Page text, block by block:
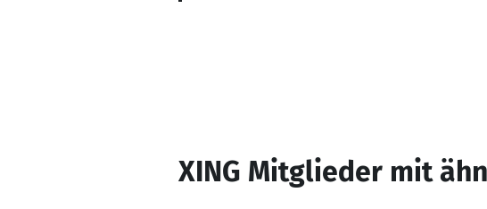
XING Mitglieder mit